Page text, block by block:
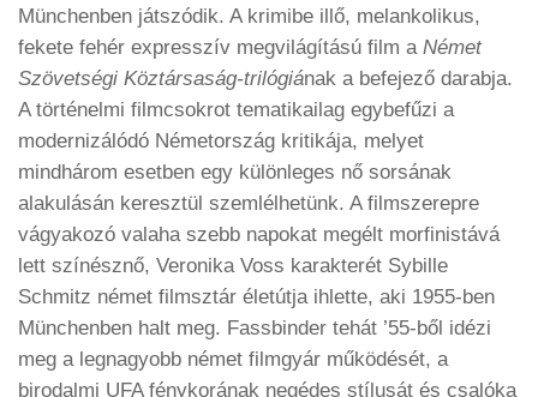
Münchenben játszódik. A krimibe illő, melankolikus,
fekete fehér expresszív megvilágítású film a Német
Szövetségi Köztársaság-trilógiának a befejező darabja.
A történelmi filmcsokrot tematikailag egybefűzi a
modernizálódó Németország kritikája, melyet
mindhárom esetben egy különleges nő sorsának
alakulásán keresztül szemlélhetünk. A filmszerepre
vágyakozó valaha szebb napokat megélt morfinistává
lett színésznő, Veronika Voss karakterét Sybille
Schmitz német filmsztár életútja ihlette, aki 1955-ben
Münchenben halt meg. Fassbinder tehát ’55-ből idézi
meg a legnagyobb német filmgyár működését, a
birodalmi UFA fénykorának negédes stílusát és csalóka